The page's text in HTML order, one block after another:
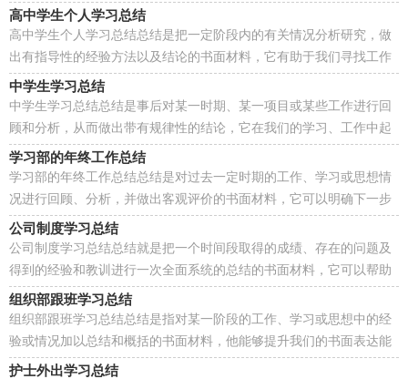
识的一种书面材料，通过它可以正确认识以往学习...
高中学生个人学习总结
高中学生个人学习总结总结是把一定阶段内的有关情况分析研究，做
出有指导性的经验方法以及结论的书面材料，它有助于我们寻找工作
和事物发展的规律，从而掌握并运用这些规律，因此十...
中学生学习总结
中学生学习总结总结是事后对某一时期、某一项目或某些工作进行回
顾和分析，从而做出带有规律性的结论，它在我们的学习、工作中起
到呈上启下的作用，因此我们需要回头归纳，写一份总...
学习部的年终工作总结
学习部的年终工作总结总结是对过去一定时期的工作、学习或思想情
况进行回顾、分析，并做出客观评价的书面材料，它可以明确下一步
的工作方向，少走弯路，少犯错误，提高工作效益，快快来...
公司制度学习总结
公司制度学习总结总结就是把一个时间段取得的成绩、存在的问题及
得到的经验和教训进行一次全面系统的总结的书面材料，它可以帮助
我们总结以往思想，发扬成绩，让我们好好写一份总...
组织部跟班学习总结
组织部跟班学习总结总结是指对某一阶段的工作、学习或思想中的经
验或情况加以总结和概括的书面材料，他能够提升我们的书面表达能
力，不妨让我们认真地完成总结吧。如何把总结做...
护士外出学习总结